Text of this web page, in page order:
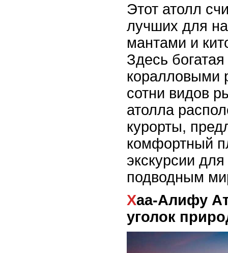
Этот атолл
лучших для
мантами и
Здесь
коралловыми
сотни видов
атолла
курорты,
комфортный
экскурсии
подводным
Хаа-Алифу Атолл – заповедный
уголок